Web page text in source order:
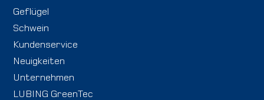
Geflügel
Schwein
Kundenservice
Neuigkeiten
Unternehmen
LUBING GreenTec